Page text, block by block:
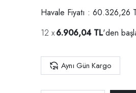
Havale Fiyatı : 60.326,26
6.906,04 TL'den
Aynı Gün Kargo